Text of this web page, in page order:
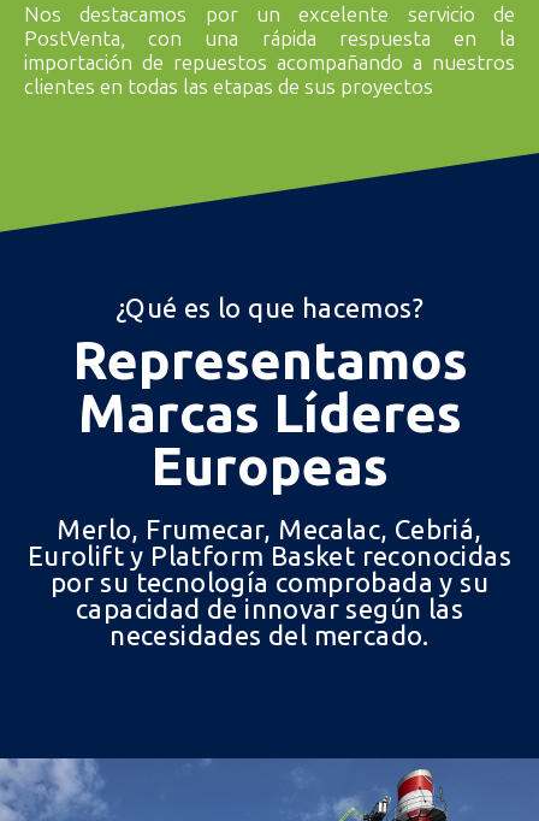
Nos destacamos por un excelente servicio de
PostVenta, con una rápida respuesta en la
importación de repuestos acompañando a nuestros
clientes en todas las etapas de sus proyectos
¿Qué es lo que hacemos?
Representamos
Marcas Líderes
Europeas
Merlo, Frumecar, Mecalac, Cebriá,
Eurolift y Platform Basket reconocidas
por su tecnología comprobada y su
capacidad de innovar según las
necesidades del mercado.